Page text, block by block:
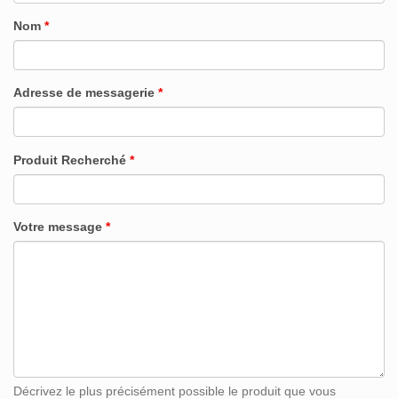
Nom *
Adresse de messagerie *
Produit Recherché *
Votre message *
Décrivez le plus précisément possible le produit que vous